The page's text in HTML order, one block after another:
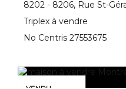
8202 - 8206, Rue St-
Triplex à vendre
No Centris 27553675